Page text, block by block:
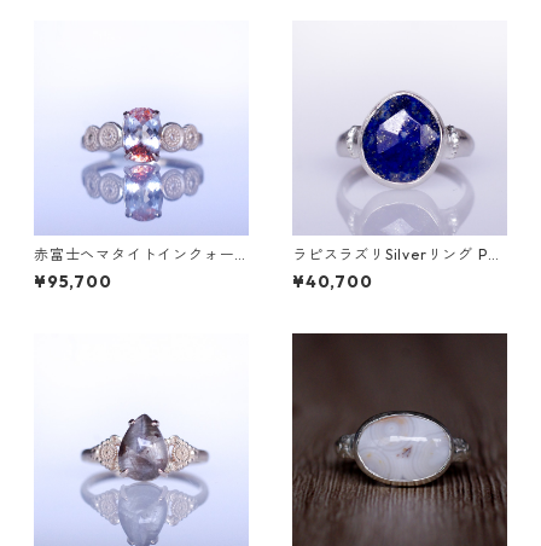
赤富士ヘマタイトインクォー
ツK10リング DAHMA(ダーマ)
[D052]
¥95,700
ラピスラズリSilverリング PA
O(パオ）[P002]
¥40,700